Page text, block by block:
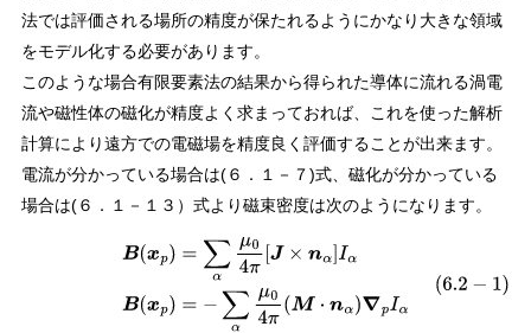
法では評価される場所の精度が保たれるようにかなり大きな領域
をモデル化する必要があります。
このような場合有限要素法の結果から得られた導体に流れる渦電
流や磁性体の磁化が精度よく求まっておれば、これを使った解析
計算により遠方での電磁場を精度良く評価することが出来ます。
電流が分かっている場合は(６．１－７)式、磁化が分かっている
場合は(６．１－１３）式より磁束密度は次のようになります。
xp)=∑α μ04 π[ ×nα]I αB (x p)=− ∑α